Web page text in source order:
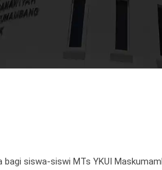
siswa-siswi MTs YKUI